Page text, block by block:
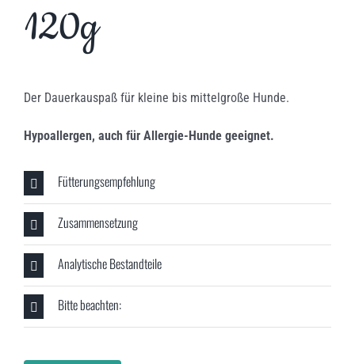
120g
Der Dauerkauspaß für kleine bis mittelgroße Hunde.
Hypoallergen, auch für Allergie-Hunde geeignet.
Fütterungsempfehlung
Zusammensetzung
Analytische Bestandteile
Bitte beachten: